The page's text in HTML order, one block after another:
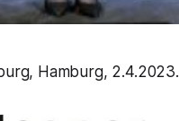
Hamburg, 2.4.2023.